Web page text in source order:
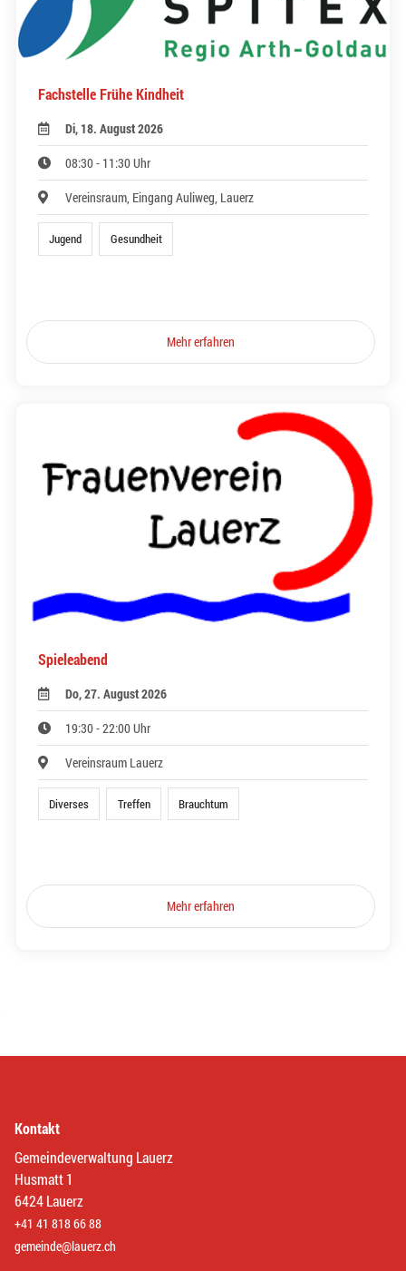
Fachstelle Frühe Kindheit
Di, 18. August 2026
08:30 - 11:30 Uhr
Vereinsraum, Eingang Auliweg, Lauerz
Jugend Gesundheit
Mehr erfahren
Spieleabend
Do, 27. August 2026
19:30 - 22:00 Uhr
Vereinsraum Lauerz
Diverses Treffen Brauchtum
Mehr erfahren
Kontakt
Gemeindeverwaltung Lauerz
Husmatt 1
6424 Lauerz
+41 41 818 66 88
gemeinde@lauerz.ch